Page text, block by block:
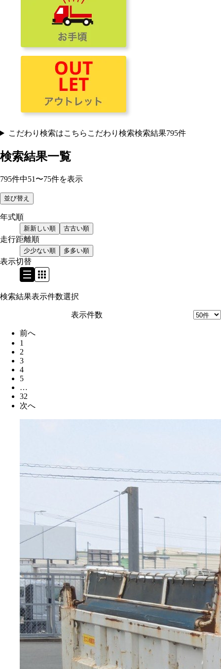
こだわり検索はこちら こだわり検索検索結果795件
検索結果一覧
795件中51 〜75件を表示
並び替え
年式順
新新しい順 古古い順
走行距離順
少少ない順 多多い順
表示切替
検索結果表示件数選択
表示件数
前へ
1
2
3
4
5
…
32
次へ